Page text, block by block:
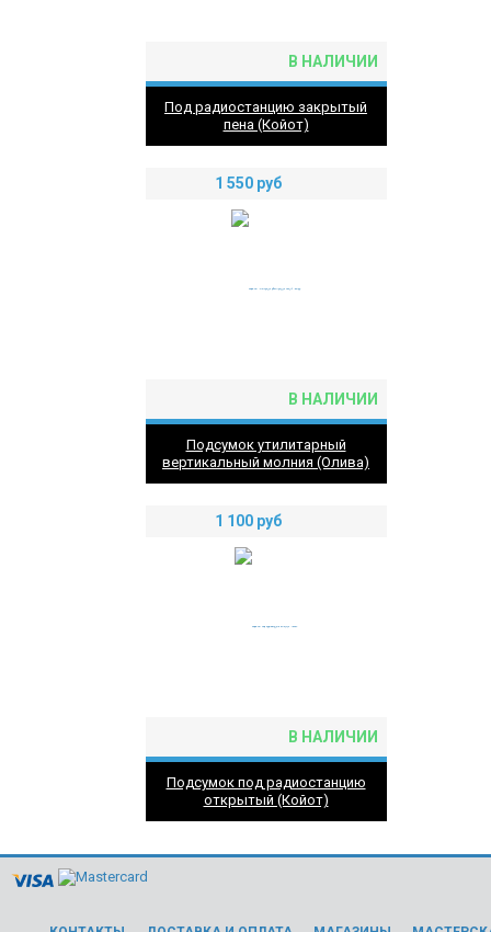
В НАЛИЧИИ
Под радиостанцию закрытый
пена (Койот)
1 550 руб
В НАЛИЧИИ
Подсумок утилитарный
вертикальный молния (Олива)
1 100 руб
В НАЛИЧИИ
Подсумок под радиостанцию
открытый (Койот)